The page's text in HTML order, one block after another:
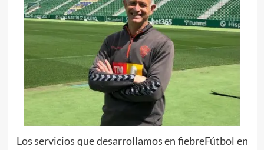
Los servicios que desarrollamos en fiebreFútbol en